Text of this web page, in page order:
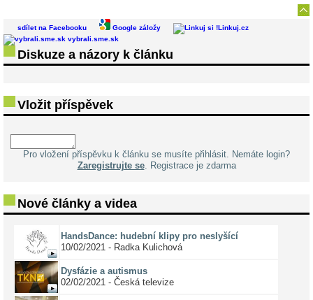
sdílet na Facebooku Google záložy
Linkuj.cz
vybrali.sme.sk
Diskuze a názory k článku
Vložit příspěvek
Pro vložení příspěvku k článku se musíte přihlásit. Nemáte login?
Zaregistrujte se. Registrace je zdarma
Nové články a videa
HandsDance: hudební klipy pro neslyšící
10/02/2021 - Radka Kulichová
Dysfázie a autismus
02/02/2021 - Česká televize